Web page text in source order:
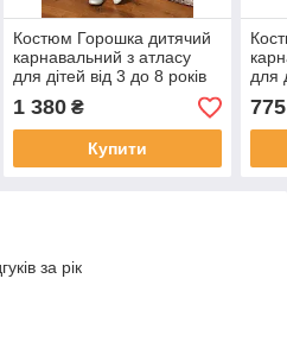
Костюм Горошка дитячий
карнавальний з атласу
для дітей від 3 до 8 років
1 380₴
Купити
для
775
за рік